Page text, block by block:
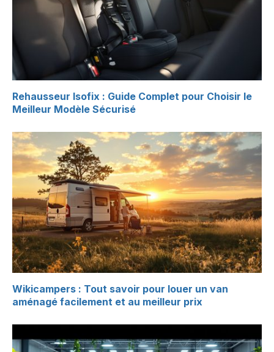
Rehausseur Isofix : Guide Complet pour Choisir le
Meilleur Modèle Sécurisé
Wikicampers : Tout savoir pour louer un van
aménagé facilement et au meilleur prix